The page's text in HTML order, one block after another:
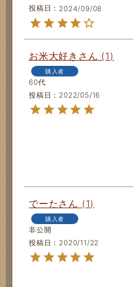
投稿日
2024/09/08
お米大好き 1
購入者
60代
投稿日
2022/05/16
でーた 1
購入者
非公開
投稿日
2020/11/22